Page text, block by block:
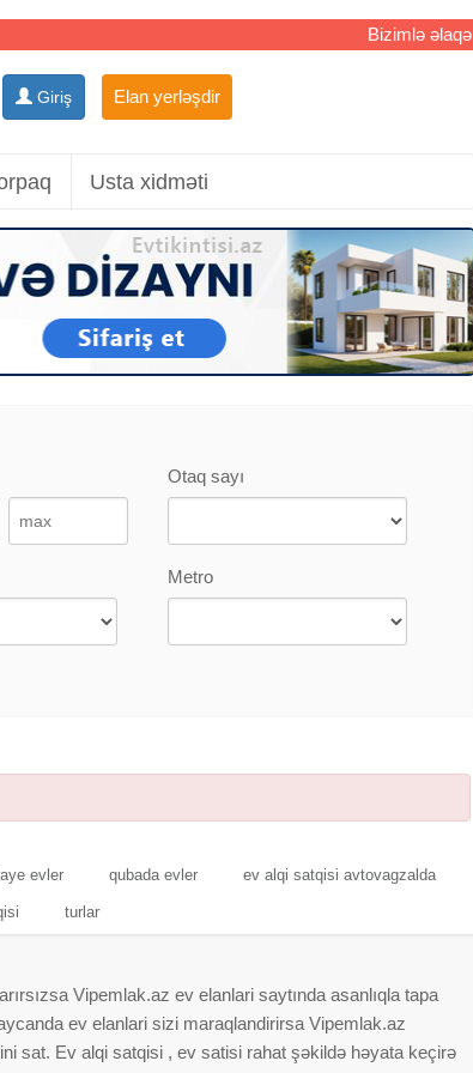
Bizimlə əlaqə
Giriş Elan yerləşdir
Usta xidməti
Otaq sayı
Metro
evler qubada evler ev alqi satqisi avtovagzalda
turlar
Vipemlak.az ev elanlari saytında asanlıqla tapa
ev elanlari sizi maraqlandirirsa Vipemlak.az
sat. Ev alqi satqisi , ev satisi rahat şəkildə həyata keçirə